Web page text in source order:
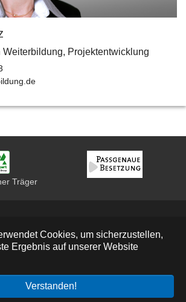
Cookies, um sicherzustellen,
Ergebnis auf unserer Website
Verstanden!
Weiterbildung, Projektentwicklung
Träger
e. V.